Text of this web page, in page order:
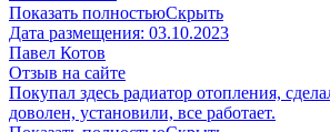
Показать полностьюСкрыть
Дата размещения: 03.10.2023
Павел Котов
Отзыв на сайте
Покупал здесь радиатор отопления,
доволен, установили, все работает.